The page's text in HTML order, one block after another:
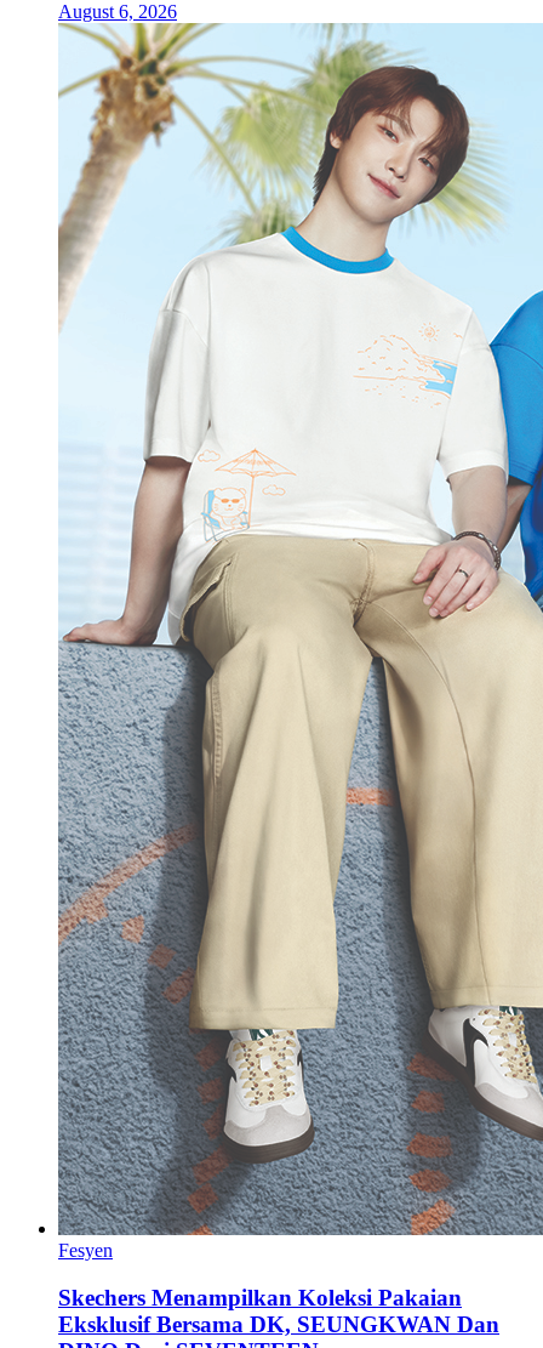
August 6, 2026
Fesyen
Skechers Menampilkan Koleksi Pakaian
Eksklusif Bersama DK, SEUNGKWAN Dan